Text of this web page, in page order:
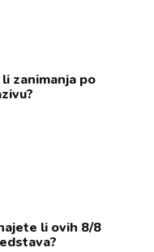
zanimanja po
li ovih 8/8